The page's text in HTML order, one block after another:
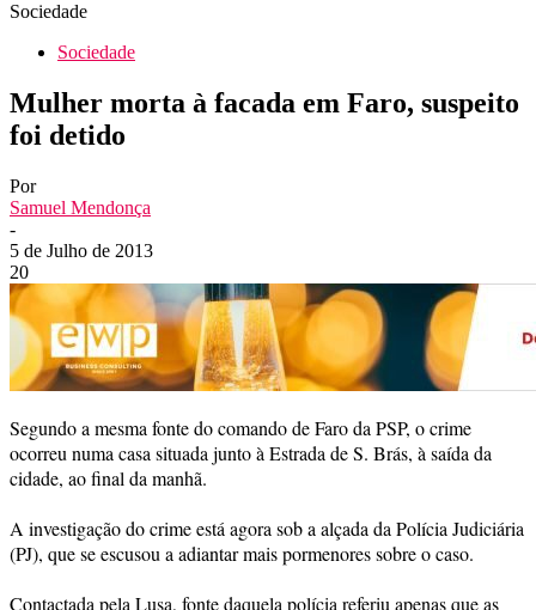
Sociedade
Sociedade
Mulher morta à facada em Faro, suspeito
foi detido
Por
Samuel Mendonça
-
5 de Julho de 2013
20
Segundo a mesma fonte do comando de Faro da PSP, o crime
ocorreu numa casa situada junto à Estrada de S. Brás, à saída da
cidade, ao final da manhã.
A investigação do crime está agora sob a alçada da Polícia Judiciária
(PJ), que se escusou a adiantar mais pormenores sobre o caso.
Contactada pela Lusa, fonte daquela polícia referiu apenas que as